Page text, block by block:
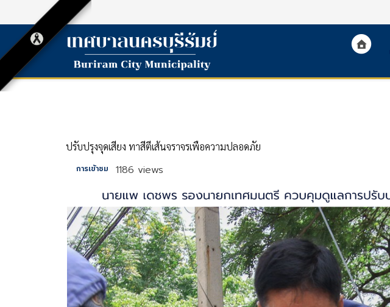
ปรับปรุงจุดเสี่ยง ทาสีตีเส้นจราจรเพื่อความปลอดภัย
การเข้าชม 1186 views